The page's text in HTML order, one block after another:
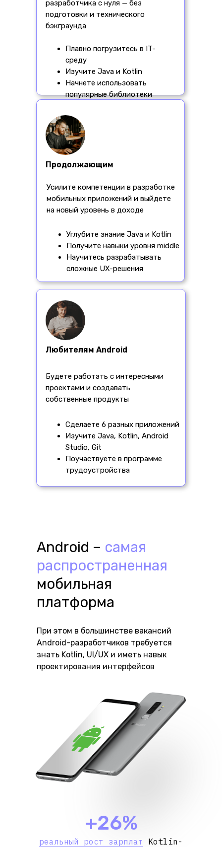
Продолжающим
разработчика с нуля — без
подготовки и технического
бэкграунда
Любителям Android
Усилите компетенции в разработке
мобильных приложений и выйдете
на новый уровень в доходе
Будете работать с интересными
проектами и создавать
собственные продукты
Плавно погрузитесь в IT-
среду
Изучите Java и Kotlin
Начнете использовать
популярные библиотеки
Углубите знание Java и Kotlin
Получите навыки уровня middle
Научитесь разрабатывать
сложные UX-решения
Сделаете 6 разных приложений
Изучите Java, Kotlin, Android
Studio, Git
Поучаствуете в программе
трудоустройства
реальный рост зарплат Kotlin-
+26%
При этом в большинстве вакансий
Android-разработчиков требуется
знать Kotlin, UI/UX и иметь навык
проектирования интерфейсов
Android – самая
распространенная
мобильная
платформа